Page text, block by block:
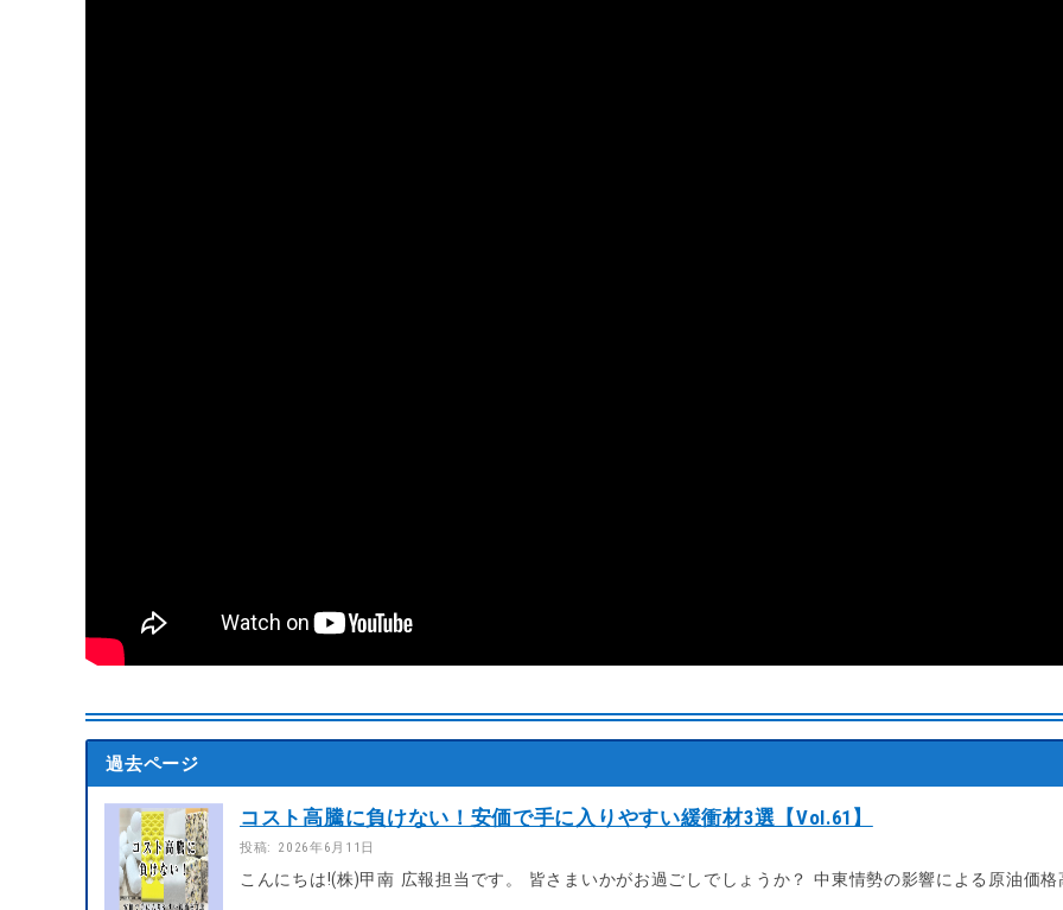
過去ページ
コスト高騰に負けない！安価で手に入りやすい緩衝材3選【Vol.61】
投稿: 2026年6月11日
こんにちは!(株)甲南 広報担当です。 皆さまいかがお過ごしでしょうか？ 中東情勢の影響による原油価格